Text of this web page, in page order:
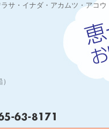
サ・イナダ・アカムツ・アコ